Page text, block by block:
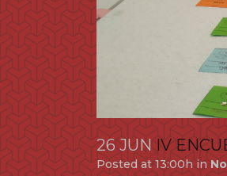
26 JUN IV
Posted at 13:00hin